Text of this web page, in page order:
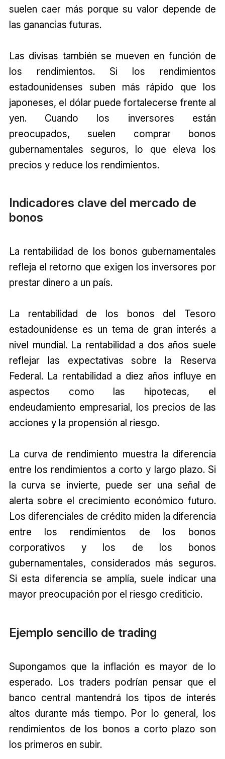
suelen caer más porque su valor depende de
las ganancias futuras.
Las divisas también se mueven en función de
los rendimientos. Si los rendimientos
estadounidenses suben más rápido que los
japoneses, el dólar puede fortalecerse frente al
yen. Cuando los inversores están
preocupados, suelen comprar bonos
gubernamentales seguros, lo que eleva los
precios y reduce los rendimientos.
Indicadores clave del mercado de
bonos
La rentabilidad de los bonos gubernamentales
refleja el retorno que exigen los inversores por
prestar dinero a un país.
La rentabilidad de los bonos del Tesoro
estadounidense es un tema de gran interés a
nivel mundial. La rentabilidad a dos años suele
reflejar las expectativas sobre la Reserva
Federal. La rentabilidad a diez años influye en
aspectos como las hipotecas, el
endeudamiento empresarial, los precios de las
acciones y la propensión al riesgo.
La curva de rendimiento muestra la diferencia
entre los rendimientos a corto y largo plazo. Si
la curva se invierte, puede ser una señal de
alerta sobre el crecimiento económico futuro.
Los diferenciales de crédito miden la diferencia
entre los rendimientos de los bonos
corporativos y los de los bonos
gubernamentales, considerados más seguros.
Si esta diferencia se amplía, suele indicar una
mayor preocupación por el riesgo crediticio.
Ejemplo sencillo de trading
Supongamos que la inflación es mayor de lo
esperado. Los traders podrían pensar que el
banco central mantendrá los tipos de interés
altos durante más tiempo. Por lo general, los
rendimientos de los bonos a corto plazo son
los primeros en subir.